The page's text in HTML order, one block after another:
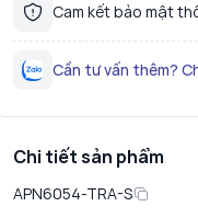
Cam kết bảo mật
Cần tư vấn thêm?
Chi tiết sản phẩm
APN6054-TRA-S